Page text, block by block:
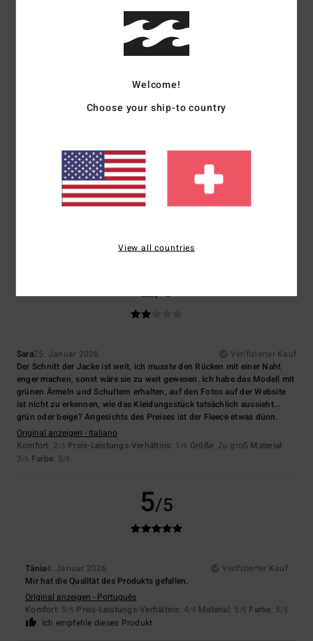
Es entspricht genau dem Foto und der Beschreibung
Original anzeigen - Castellano
1 /5
27. Januar 2026
Verifizierter Kauf
2/5
Sara25. Januar 2026
Verifizierter Kauf
Der Schnitt der Jacke ist weit, ich musste den Rücken mit einer Naht
enger machen, sonst wäre sie zu weit gewesen. Ich habe das Modell mit
grünen Ärmeln und Schultern erhalten, auf den Fotos auf der Website
ist nicht zu erkennen, wie das Kleidungsstück tatsächlich aussieht...
grün oder beige? Angesichts des Preises ist der Fleece etwas dünn.
Original anzeigen - Italiano
Komfort: 2/5 Preis-Leistungs-Verhältnis: 1 /5 Größe: Zu groß Material:
3/5 Farbe: 5/5
5/5
Tânia4. Januar 2026
Verifizierter Kauf
Mir hat die Qualität des Produkts gefallen.
Original anzeigen - Português
Komfort: 5 /5 Preis-Leistungs-Verhältnis: 4/5 Material: 5 /5 Farbe: 5/5
Ich empfehle dieses Produkt
Welcome!
Choose your ship-to country
View all countries